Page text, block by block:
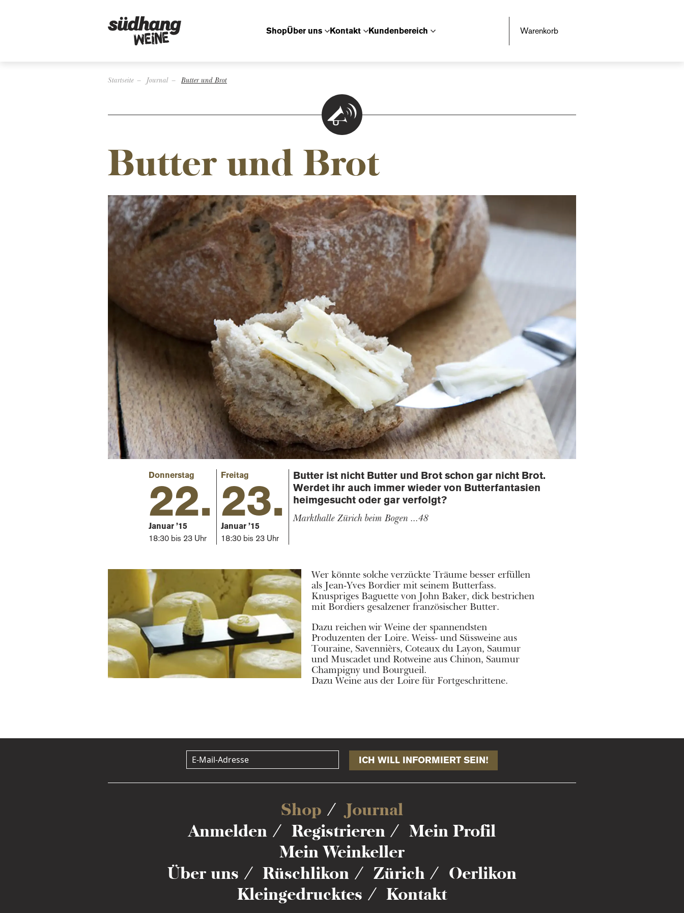
ShopÜber uns Kontakt Kundenbereich Warenkorb
Startseite Journal Butter und Brot
Butter und Brot
Donnerstag
22.
Januar ’15
18:30 bis 23 Uhr
Freitag
23.
Januar ’15
18:30 bis 23 Uhr
Butter ist nicht Butter und Brot schon gar nicht Brot.
Werdet ihr auch immer wieder von Butterfantasien
heimgesucht oder gar verfolgt?
Markthalle Zürich beim Bogen ...48
Wer könnte solche verzückte Träume besser erfüllen
als Jean-Yves Bordier mit seinem Butterfass.
Knuspriges Baguette von John Baker, dick bestrichen
mit Bordiers gesalzener französischer Butter.
Dazu reichen wir Weine der spannendsten
Produzenten der Loire. Weiss- und Süssweine aus
Touraine, Savennièrs, Coteaux du Layon, Saumur
und Muscadet und Rotweine aus Chinon, Saumur
Champigny und Bourgueil.
Dazu Weine aus der Loire für Fortgeschrittene.
ICH WILL INFORMIERT SEIN!
Shop
Journal
Anmelden
Registrieren
Mein Profil
Mein Weinkeller
Über uns
Rüschlikon Zürich
Oerlikon
Kleingedrucktes
Kontakt